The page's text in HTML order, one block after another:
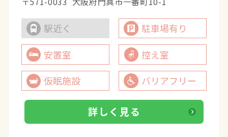
駅近く
駐車場有り
安置室
控え室
仮眠施設
バリアフリー
詳しく見る